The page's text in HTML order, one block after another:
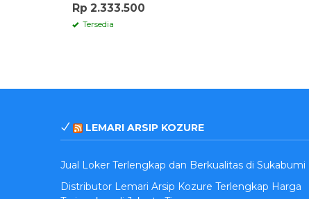
Rp 2.333.500
Tersedia
LEMARI ARSIP KOZURE
Jual Loker Terlengkap dan Berkualitas di Sukabumi
Distributor Lemari Arsip Kozure Terlengkap Harga